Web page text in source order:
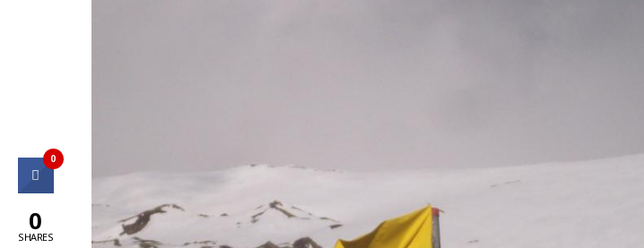
0
0
SHARES